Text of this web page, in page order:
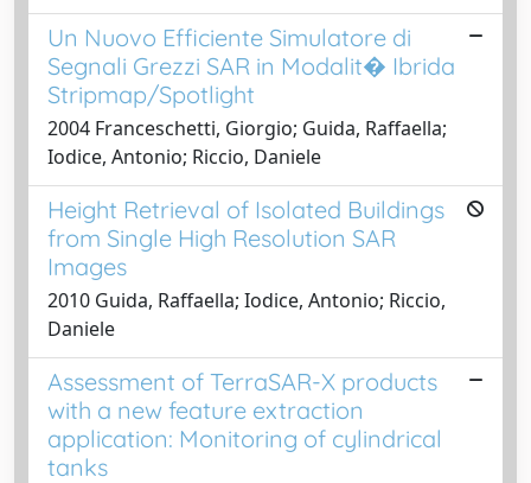
Un Nuovo Efficiente Simulatore di
Segnali Grezzi SAR in Modalit� Ibrida
Stripmap/Spotlight
2004 Franceschetti, Giorgio; Guida, Raffaella;
Iodice, Antonio; Riccio, Daniele
Height Retrieval of Isolated Buildings
from Single High Resolution SAR
Images
2010 Guida, Raffaella; Iodice, Antonio; Riccio,
Daniele
Assessment of TerraSAR-X products
with a new feature extraction
application: Monitoring of cylindrical
tanks